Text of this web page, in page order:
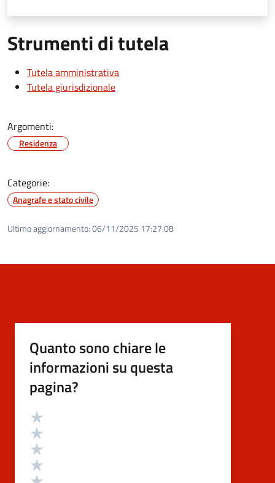
Strumenti di tutela
Tutela amministrativa
Tutela giurisdizionale
Argomenti:
Residenza
Categorie:
Anagrafe e stato civile
Ultimo aggiornamento:06/11/2025 17:27.08
Quanto sono chiare le
informazioni su questa
pagina?
Valutazione